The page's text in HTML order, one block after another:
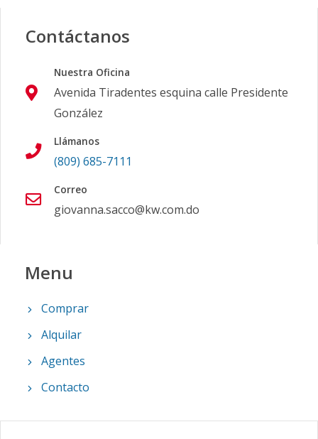
Contáctanos
Nuestra Oficina
Avenida Tiradentes esquina calle Presidente
González
Llámanos
(809) 685-7111
Correo
giovanna.sacco@kw.com.do
Menu
Comprar
Alquilar
Agentes
Contacto